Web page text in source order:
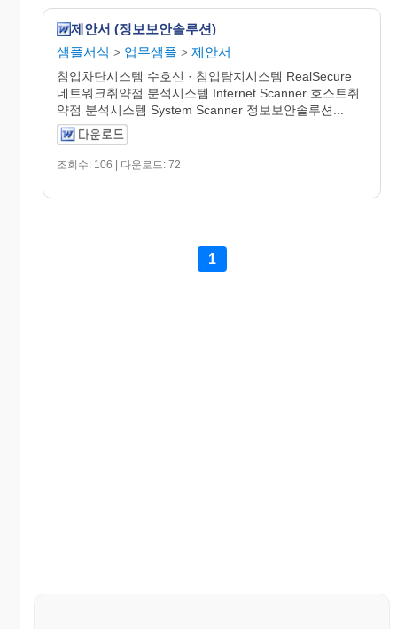
제안서 (정보보안솔루션)
샘플서식 > 업무샘플 > 제안서
침입차단시스템 수호신 · 침입탐지시스템 RealSecure
네트워크취약점 분석시스템 Internet Scanner 호스트취
약점 분석시스템 System Scanner 정보보안솔루션...
조회수: 106 | 다운로드: 72
1